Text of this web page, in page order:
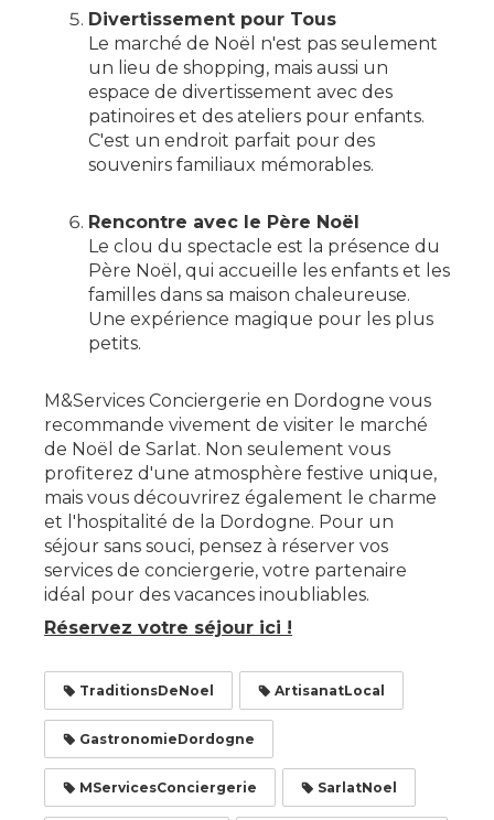
Divertissement pour Tous
Le marché de Noël n'est pas seulement
un lieu de shopping, mais aussi un
espace de divertissement avec des
patinoires et des ateliers pour enfants.
C'est un endroit parfait pour des
souvenirs familiaux mémorables.
Rencontre avec le Père Noël
Le clou du spectacle est la présence du
Père Noël, qui accueille les enfants et les
familles dans sa maison chaleureuse.
Une expérience magique pour les plus
petits.
M&Services Conciergerie en Dordogne vous
recommande vivement de visiter le marché
de Noël de Sarlat. Non seulement vous
profiterez d'une atmosphère festive unique,
mais vous découvrirez également le charme
et l'hospitalité de la Dordogne. Pour un
séjour sans souci, pensez à réserver vos
services de conciergerie, votre partenaire
idéal pour des vacances inoubliables.
Réservez votre séjour ici !
TraditionsDeNoel ArtisanatLocal
GastronomieDordogne
MServicesConciergerie SarlatNoel